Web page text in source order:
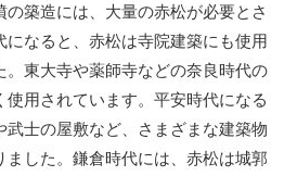
の築造には、大量の赤松が必要とさ
になると、赤松は寺院建築にも使用
。東大寺や薬師寺などの奈良時代の
用されています。平安時代になる
武士の屋敷など、さまざまな建築物
ました。鎌倉時代には、赤松は城郭